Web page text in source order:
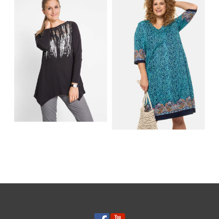
AKCESORIA, KTÓRE
MUSISZ MIEĆ
MATERIAŁY I KROJE
NA LATO